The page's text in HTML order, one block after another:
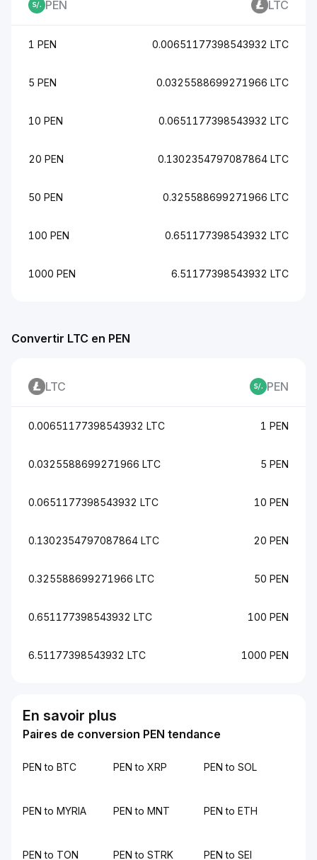
Convertir LTC en PEN
LTC PEN
0.00651177398543932 LTC 1 PEN
0.0325588699271966 LTC 5 PEN
0.0651177398543932 LTC 10 PEN
0.1302354797087864 LTC 20 PEN
0.325588699271966 LTC 50 PEN
0.651177398543932 LTC 100 PEN
6.51177398543932 LTC 1000 PEN
PEN LTC
1 PEN 0.00651177398543932 LTC
5 PEN 0.0325588699271966 LTC
10 PEN 0.0651177398543932 LTC
20 PEN 0.1302354797087864 LTC
50 PEN 0.325588699271966 LTC
100 PEN 0.651177398543932 LTC
1000 PEN 6.51177398543932 LTC
En savoir plus
Paires de conversion PEN tendance
PEN to BTC PEN to XRP PEN to SOL
PEN to MYRIA PEN to MNT PEN to ETH
PEN to TON PEN to STRK PEN to SEI